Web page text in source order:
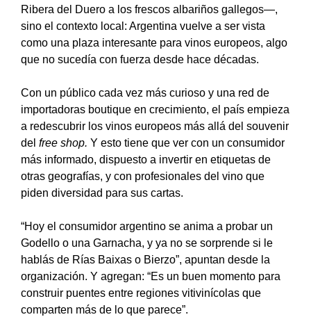
Ribera del Duero a los frescos albariños gallegos—,
sino el contexto local: Argentina vuelve a ser vista
como una plaza interesante para vinos europeos, algo
que no sucedía con fuerza desde hace décadas.
Con un público cada vez más curioso y una red de
importadoras boutique en crecimiento, el país empieza
a redescubrir los vinos europeos más allá del souvenir
del free shop. Y esto tiene que ver con un consumidor
más informado, dispuesto a invertir en etiquetas de
otras geografías, y con profesionales del vino que
piden diversidad para sus cartas.
“Hoy el consumidor argentino se anima a probar un
Godello o una Garnacha, y ya no se sorprende si le
hablás de Rías Baixas o Bierzo”, apuntan desde la
organización. Y agregan: “Es un buen momento para
construir puentes entre regiones vitivinícolas que
comparten más de lo que parece”.